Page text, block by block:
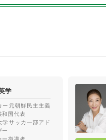
学
ー元朝鮮民主主義
和国代表
学サッカー部アド
ー